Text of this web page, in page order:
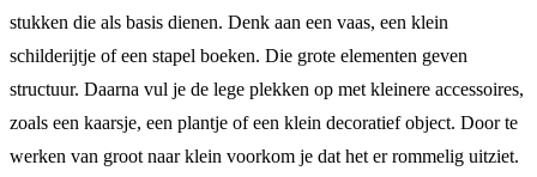
stukken die als basis dienen. Denk aan een vaas, een klein
schilderijtje of een stapel boeken. Die grote elementen geven
structuur. Daarna vul je de lege plekken op met kleinere accessoires,
zoals een kaarsje, een plantje of een klein decoratief object. Door te
werken van groot naar klein voorkom je dat het er rommelig uitziet.